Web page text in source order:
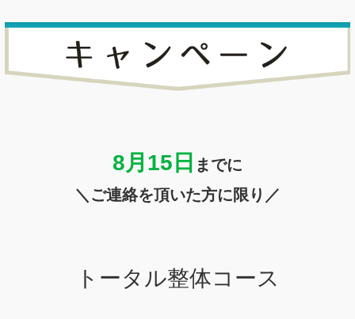
8月15 日 までに
＼ご連絡を頂いた方に限り／
トータル整体コース